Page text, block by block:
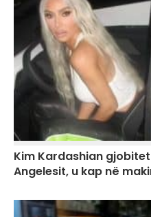
Kim Kardashian
Angelesit, u kap në